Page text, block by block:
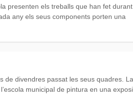
presenten els treballs que han fet
any els seus components porten una
de divendres passat les seus quadres. La
municipal de pintura en una